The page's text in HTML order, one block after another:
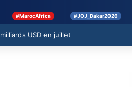
#MarocAfrica #JOJ_Dakar2026
USD en juillet